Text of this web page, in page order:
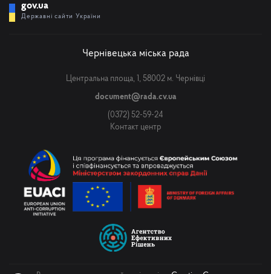
gov.ua
Державні сайти України
Чернівецька міська рада
Центральна площа, 1, 58002 м. Чернівці
document@rada.cv.ua
(0372) 52-59-24
Контакт центр